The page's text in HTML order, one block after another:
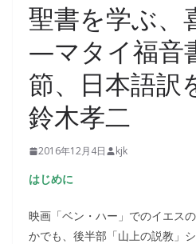
聖書を学ぶ、
―マタイ福音
節、日本語
鈴木孝二
2016年12月4日 kjk
はじめに
映画「ベン・ハー」でのイエス
かでも、後半部「山上の説教」